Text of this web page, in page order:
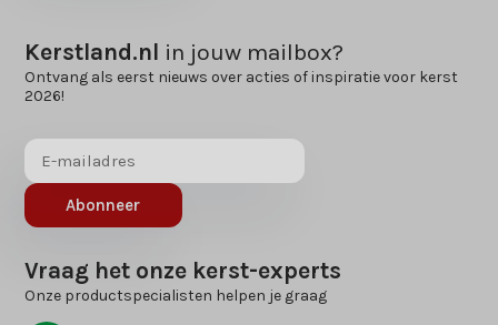
Kerstland.nl in jouw mailbox?
Ontvang als eerst nieuws over acties of inspiratie voor kerst
2026!
Abonneer
Vraag het onze kerst-experts
Onze productspecialisten helpen je graag